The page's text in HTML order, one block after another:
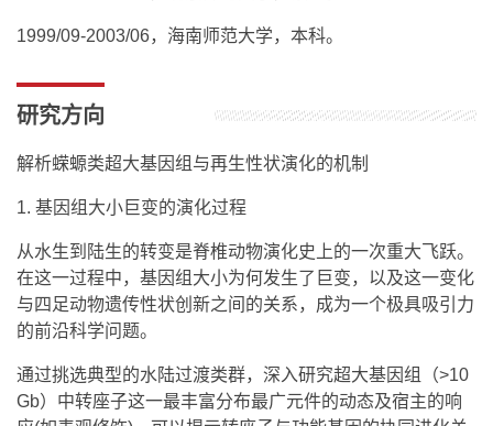
1999/09-2003/06，海南师范大学，本科。
研究方向
解析蝾螈类超大基因组与再生性状演化的机制
1. 基因组大小巨变的演化过程
从水生到陆生的转变是脊椎动物演化史上的一次重大飞跃。
在这一过程中，基因组大小为何发生了巨变，以及这一变化
与四足动物遗传性状创新之间的关系，成为一个极具吸引力
的前沿科学问题。
通过挑选典型的水陆过渡类群，深入研究超大基因组（>10
Gb）中转座子这一最丰富分布最广元件的动态及宿主的响
应(如表观修饰)，可以揭示转座子与功能基因的协同进化关